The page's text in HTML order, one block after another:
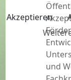
und
Akzeptieren